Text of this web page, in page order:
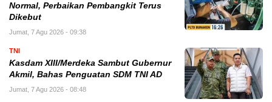
Normal, Perbaikan Pembangkit Terus
Dikebut
Jumat, 7 Agu 2026 - 09:38
TNI
Kasdam XIII/Merdeka Sambut Gubernur
Akmil, Bahas Penguatan SDM TNI AD
Jumat, 7 Agu 2026 - 08:48